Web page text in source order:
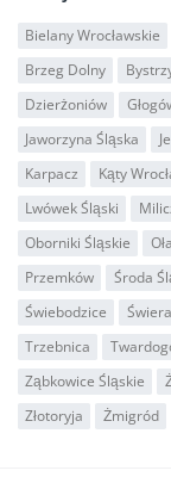
Bielany Wrocławskie
Brzeg Dolny
Dzierżoniów
Jaworzyna Śląska
Karpacz
Kąty
Lwówek Śląski
Oborniki Śląskie
Przemków
Środa
Świebodzice
Trzebnica
Ząbkowice Śląskie
Złotoryja
Żmigród